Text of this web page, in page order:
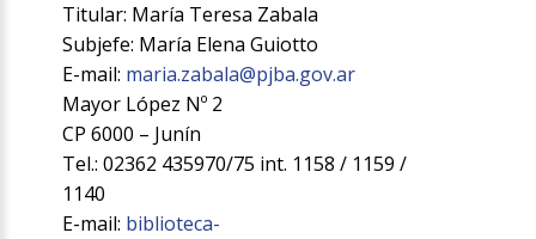
Titular: María Teresa Zabala
Subjefe: María Elena Guiotto
E-mail: maria.zabala@pjba.gov.ar
Mayor López Nº 2
CP 6000 – Junín
Tel.: 02362 435970/75 int. 1158 / 1159 /
1140
E-mail: biblioteca-